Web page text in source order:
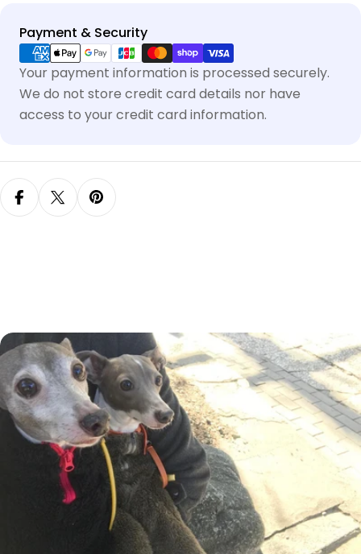
Payment & Security
Your payment information is processed securely.
We do not store credit card details nor have
access to your credit card information.